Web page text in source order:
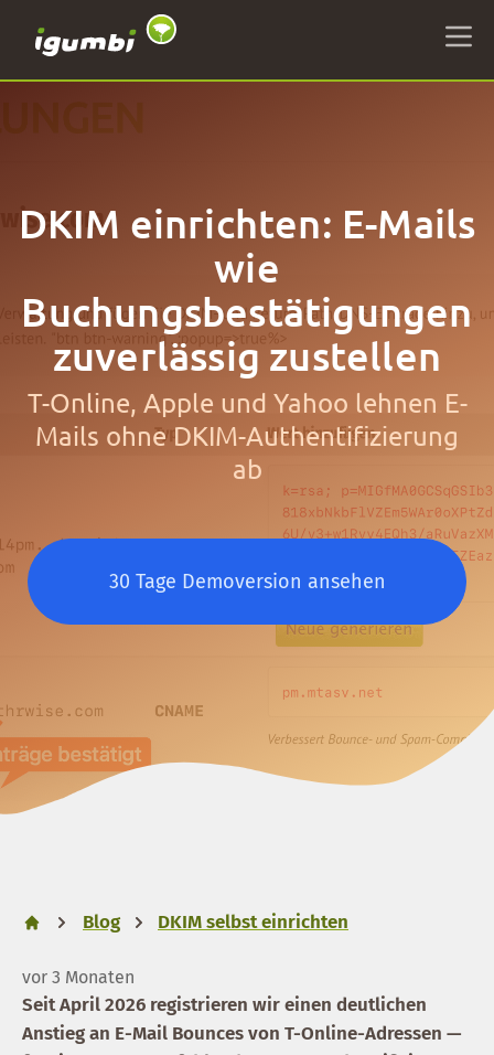
DKIM einrichten: E-Mails
wie
Buchungsbestätigungen
zuverlässig zustellen
T-Online, Apple und Yahoo lehnen E-
Mails ohne DKIM-Authentifizierung
ab
30 Tage Demoversion ansehen
Blog DKIM selbst einrichten
vor 3 Monaten
Seit April 2026 registrieren wir einen deutlichen
Anstieg an E-Mail Bounces von T-Online-Adressen —